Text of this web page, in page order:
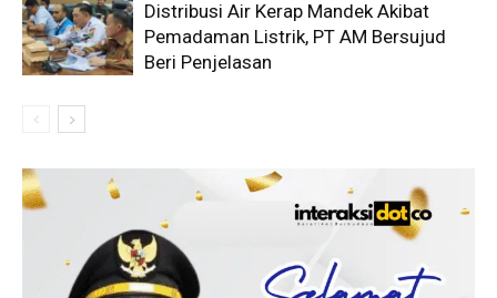
Distribusi Air Kerap Mandek Akibat
Pemadaman Listrik, PT AM Bersujud
Beri Penjelasan